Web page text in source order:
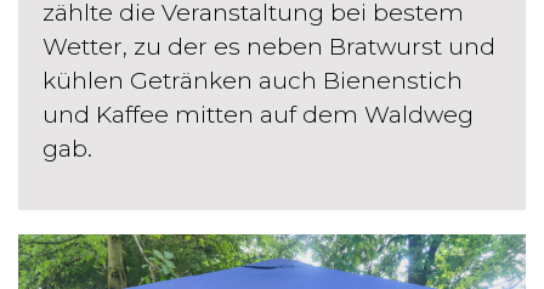
zählte die Veranstaltung bei bestem
Wetter, zu der es neben Bratwurst und
kühlen Getränken auch Bienenstich
und Kaffee mitten auf dem Waldweg
gab.